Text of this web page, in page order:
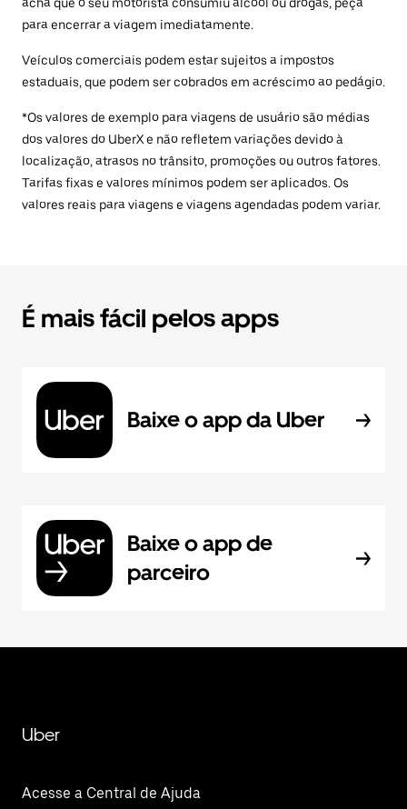
para encerrar a viagem imediatamente.
Veículos comerciais podem estar sujeitos a impostos
estaduais, que podem ser cobrados em acréscimo ao pedágio.
*Os valores de exemplo para viagens de usuário são médias
dos valores do UberX e não refletem variações devido à
localização, atrasos no trânsito, promoções ou outros fatores.
Tarifas fixas e valores mínimos podem ser aplicados. Os
valores reais para viagens e viagens agendadas podem variar.
É mais fácil pelos apps
Baixe o app da Uber
Baixe o app de
parceiro
Uber
Acesse a Central de Ajuda